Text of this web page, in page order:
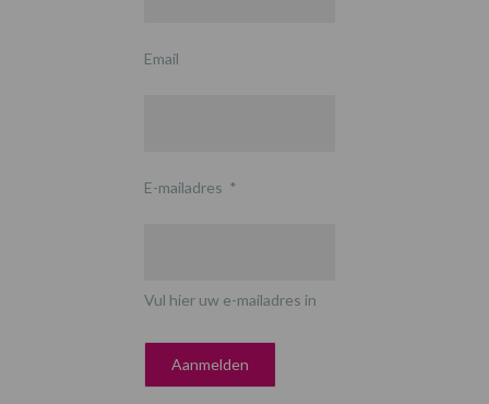
Email
E-mailadres *
Vul hier uw e-mailadres in